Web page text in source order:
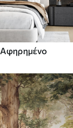
Αφηρημένο